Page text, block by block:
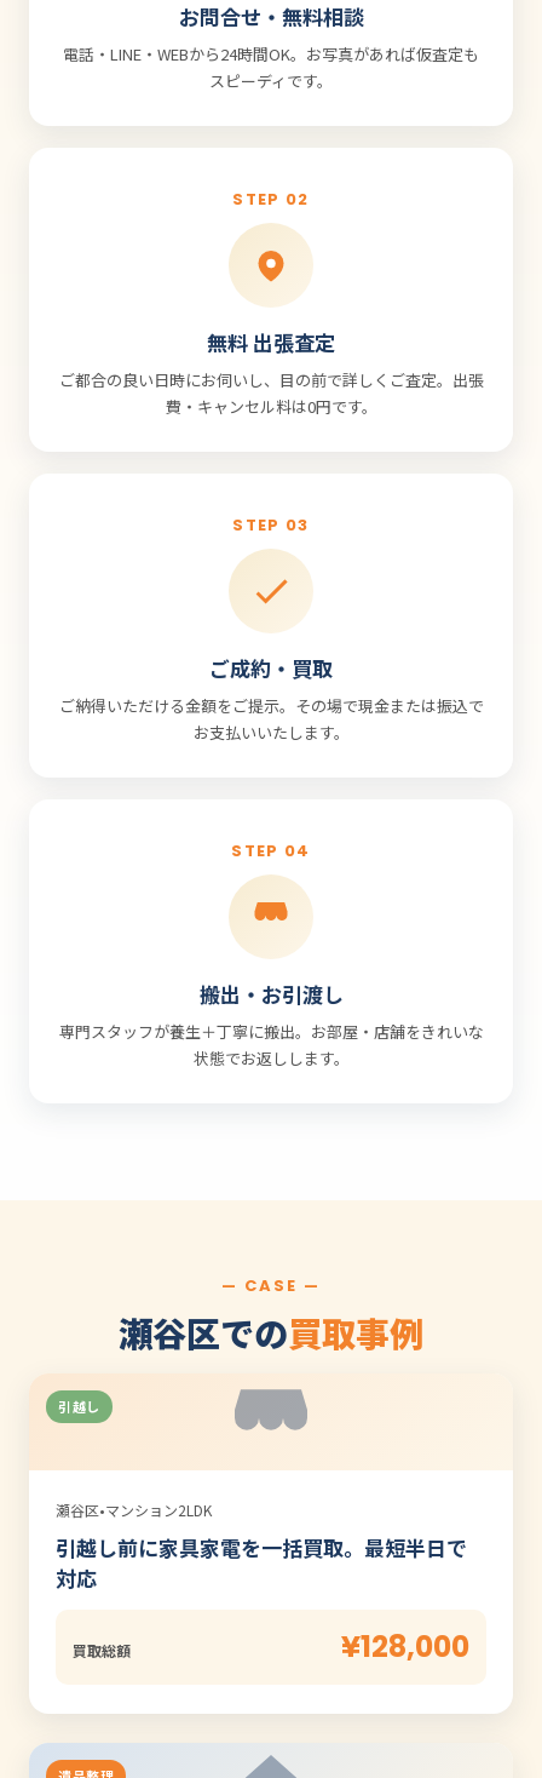
お問合せ・無料相談
電話・LINE・WEBから24時間OK。お写真があれば仮査定も
スピーディです。
STEP 02
無料 出張査定
ご都合の良い日時にお伺いし、目の前で詳しくご査定。出張
費・キャンセル料は0円です。
STEP 03
ご成約・買取
ご納得いただける金額をご提示。その場で現金または振込で
お支払いいたします。
STEP 04
搬出・お引渡し
専門スタッフが養生＋丁寧に搬出。お部屋・店舗をきれいな
状態でお返しします。
— CASE —
瀬谷区での買取事例
引越し
瀬谷区•マンション2LDK
引越し前に家具家電を一括買取。最短半日で
対応
買取総額 ¥128,000